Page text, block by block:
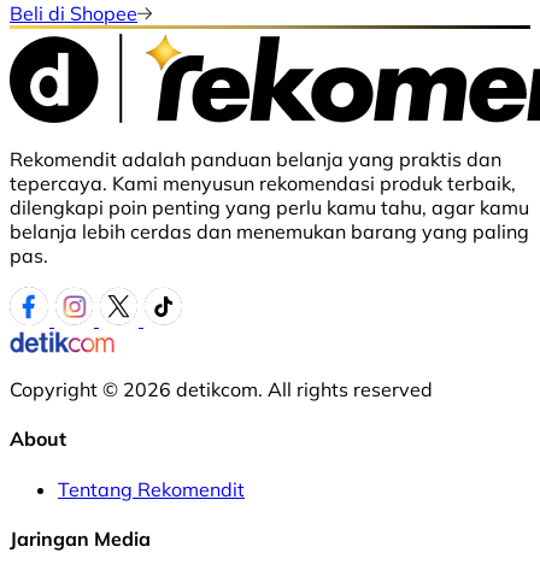
Beli di Shopee
Rekomendit adalah panduan belanja yang praktis dan
tepercaya. Kami menyusun rekomendasi produk terbaik,
dilengkapi poin penting yang perlu kamu tahu, agar kamu
belanja lebih cerdas dan menemukan barang yang paling
pas.
Copyright © 2026 detikcom. All rights reserved
About
Tentang Rekomendit
Jaringan Media